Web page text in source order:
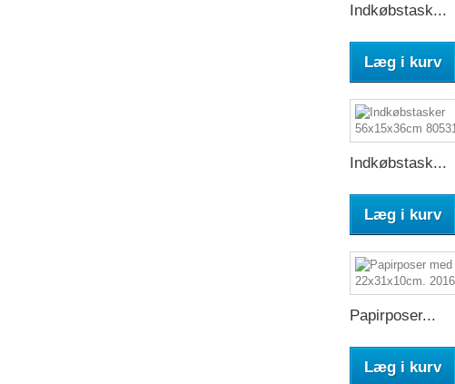
Indkøbstask...
Læg i kurv
Indkøbstask...
Læg i kurv
Papirposer...
Læg i kurv